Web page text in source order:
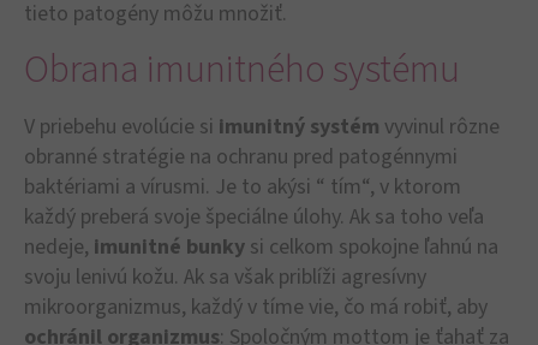
tieto patogény môžu množiť.
Obrana imunitného systému
V priebehu evolúcie si imunitný systém vyvinul rôzne
obranné stratégie na ochranu pred patogénnymi
baktériami a vírusmi. Je to akýsi “ tím“, v ktorom
každý preberá svoje špeciálne úlohy. Ak sa toho veľa
nedeje, imunitné bunky si celkom spokojne ľahnú na
svoju lenivú kožu. Ak sa však priblíži agresívny
mikroorganizmus, každý v tíme vie, čo má robiť, aby
ochránil organizmus: Spoločným mottom je ťahať za